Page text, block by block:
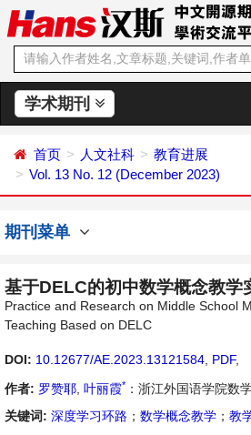
学术期刊
首页 人文社科
教育进展
Vol. 13 No. 12 (December 2023)
期刊菜单
基于DELC的初中数学概念教学
Practice and Research on Middle School
Teaching Based on DELC
DOI: 10.12677/AE.2023.13121584 PDF,
作者: 罗赞耶 叶丽霞* ：浙江外国语学院数
关键词: 深度学习环路 ； 数学概念教学 ； 教